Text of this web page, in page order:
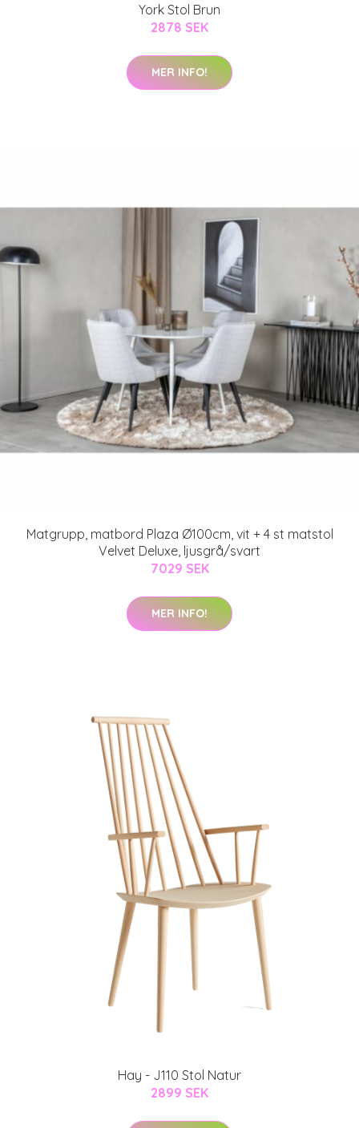
York Stol Brun
2878 SEK
MER INFO!
Matgrupp, matbord Plaza Ø100cm, vit + 4 st matstol
Velvet Deluxe, ljusgrå/svart
7029 SEK
MER INFO!
Hay - J110 Stol Natur
2899 SEK